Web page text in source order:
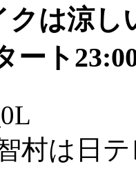
クは涼し
ート
村は日